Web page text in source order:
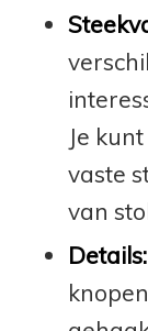
Je
vaste
van
Details: